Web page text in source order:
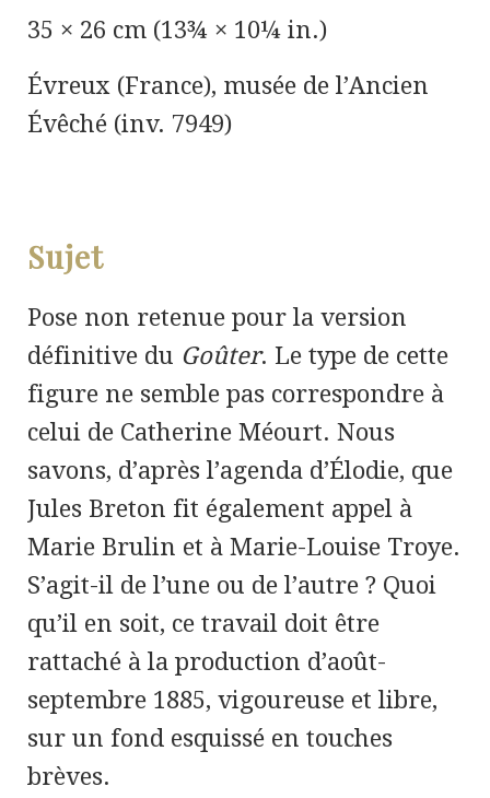
35 × 26 cm (13¾ × 10¼ in.)
Évreux (France), musée de l’Ancien
Évêché (inv. 7949)
Sujet
Pose non retenue pour la version
définitive du Goûter. Le type de cette
figure ne semble pas correspondre à
celui de Catherine Méourt. Nous
savons, d’après l’agenda d’Élodie, que
Jules Breton fit également appel à
Marie Brulin et à Marie-Louise Troye.
S’agit-il de l’une ou de l’autre ? Quoi
qu’il en soit, ce travail doit être
rattaché à la production d’août-
septembre 1885, vigoureuse et libre,
sur un fond esquissé en touches
brèves.